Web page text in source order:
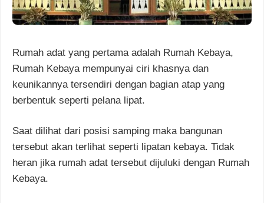
Rumah adat yang pertama adalah Rumah Kebaya,
Rumah Kebaya mempunyai ciri khasnya dan
keunikannya tersendiri dengan bagian atap yang
berbentuk seperti pelana lipat.
Saat dilihat dari posisi samping maka bangunan
tersebut akan terlihat seperti lipatan kebaya. Tidak
heran jika rumah adat tersebut dijuluki dengan Rumah
Kebaya.